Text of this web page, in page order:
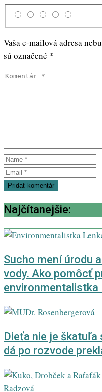
Vaša e-mailová adresa
sú označené *
Najčítanejšie:
Sucho mení úrodu
vody. Ako pomôcť
environmentalistka
Dieťa nie je škatuľa
dá po rozvode